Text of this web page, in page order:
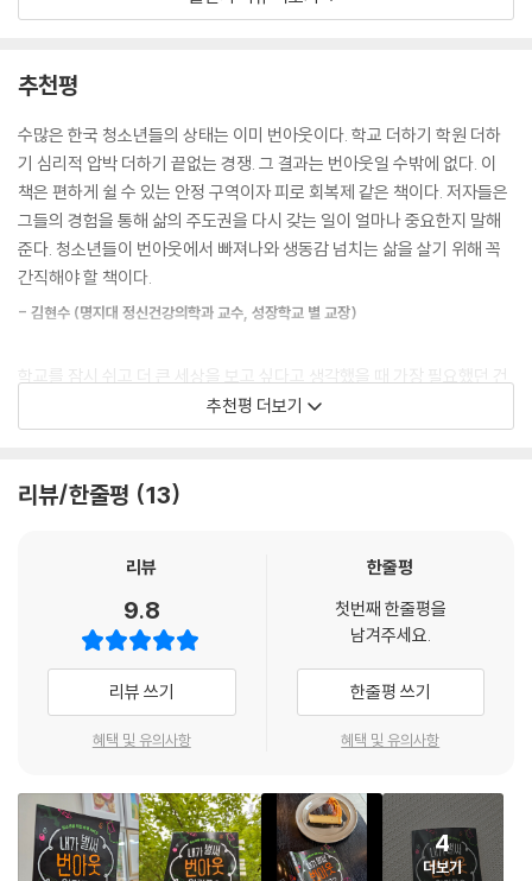
에 대한 자연스러운 반응이라는 점을 강조한다. 자신이 유별난 것이 아니
고 상황에 문제가 있다는 사실을 알게 되면 청소년들은 한결 자신의 상태
를 돌아볼 여유를 가질 수 있게 된다. 이 책은 청소년들이 번아웃이 생기는
이유를 이해하고 스스로를 받아들일 수 있도록 스트레스의 기전부터 쉽게
빠질 수 있는 함정들, 스트레스를 심화할 수 있는 학교의 특성들까지 차근
차근 짚어 본다. 청소년들이 직접 자신의 상황을 점검해 볼 수 있는 다양한
활동들은 번아웃 청소년이 놓치기 쉬운 주도성을 되돌려 주며, 비슷한 상
통해 자신만 어려움을 겪은 것이 아니고, 분명 나아질 수 있다는 희망을 가
다른 길로 가도, 느리게 가도 괜찮아
새로운 길을 찾는 모든 이들을 위한 따듯한 심리 수업
『내가 벌써 번아웃이라고?』는 번아웃을 이해하는 것에서 나아가 회복으로
가장 중요하다. 청소년이 스스로 어떤 압박을 받고 있었는지 되짚어 보고,
주변에서 오는 압박과 자신을 괴롭히는 생각들에서 벗어나는 연습 활동을
소개한다. 두 번째 ‘수리’ 단계(148면)에서는 삶에 대한 관심을 조금씩 되
찾아 올 수 있도록 안내한다. 일상의 즐거웠던 순간들을 기록해 보거나 좋
아하는 일을 하기 위한 작은 발걸음을 시도해 보면서 회복으로 나아갈 발
판을 마련한다.
게 한 것이 무엇이었는지 조심스럽게 살펴보도록 돕는다. 학교나 성공에
대한 생각을 재정비해야 할 수도 있고, 친구 관계를 돌아보며 새로운 관계
를 시도해 보아야 할 수도 있다. 이 과정을 통해 청소년들은 삶에 대한 주도
추천평
수많은 한국 청소년들의 상태는 이미 번아웃이다. 학교 더하기 학원 더하
기 심리적 압박 더하기 끝없는 경쟁. 그 결과는 번아웃일 수밖에 없다. 이
책은 편하게 쉴 수 있는 안정 구역이자 피로 회복제 같은 책이다. 저자들은
그들의 경험을 통해 삶의 주도권을 다시 갖는 일이 얼마나 중요한지 말해
준다. 청소년들이 번아웃에서 빠져나와 생동감 넘치는 삶을 살기 위해 꼭
간직해야 할 책이다.
- 김현수 (명지대 정신건강의학과 교수, 성장학교 별 교장)
학교를 잠시 쉬고 더 큰 세상을 보고 싶다고 생각했을 때 가장 필요했던 건
“그래도 괜찮다.”라는 말이었다. 남들이 학교를 갈 때 잠깐 가지 않아도 괜
찮고, 친구들이 교실에서 공부할 때 배낭을 메고 세상을 돌아다녀도 괜찮
마음을 바꾸었던 과거의 나와 친구들을 위한 가이드북이다. 발칙하고 새로
추천평 더보기
리뷰/한줄평 13
리뷰
9.8
리뷰 쓰기
혜택 및 유의사항
한줄평
첫번째 한줄평을
남겨주세요.
한줄평 쓰기
혜택 및 유의사항
4
더보기